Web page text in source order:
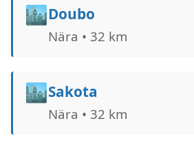
🏙️Doubo
Nära • 32 km
🏙️Sakota
Nära • 32 km